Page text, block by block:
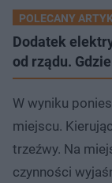
POLECANY
Dodatek
od rządu.
W wyniku
miejscu.
trzeźwy. Na
czynności